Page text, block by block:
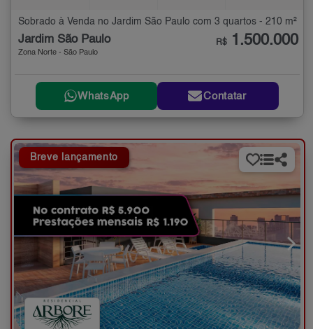
Sobrado à Venda no Jardim São Paulo com 3 quartos - 210 m²
Jardim São Paulo
Zona Norte - São Paulo
R$ 1.500.000
WhatsApp Contatar
Breve lançamento